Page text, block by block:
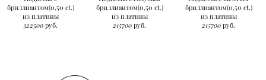
бриллиантом(0,50 ct.)
из платины
322500 руб.
бриллиантом(0,50 ct.)
из платины
215700 руб.
бриллиантом(0,50 ct.)
из платины
215700 руб.